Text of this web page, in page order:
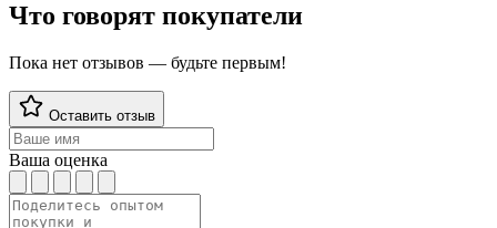
Что говорят покупатели
Пока нет отзывов — будьте первым!
Оставить отзыв
Ваша оценка